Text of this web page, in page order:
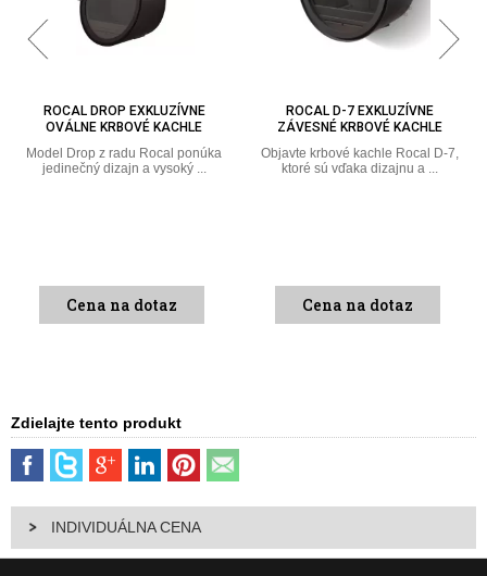
ROCAL D-7 EXKLUZÍVNE
ZÁVESNÉ KRBOVÉ KACHLE
Objavte krbové kachle Rocal D-7,
ktoré sú vďaka dizajnu a ...
Cena na dotaz
ROCAL GALA MODERNÉ
SAMOSTATNE STOJACE KRBOVÉ
Krbové kachle Rocal Gala, ktoré
Cena na dotaz
Zdielajte tento produkt
INDIVIDUÁLNA CENA